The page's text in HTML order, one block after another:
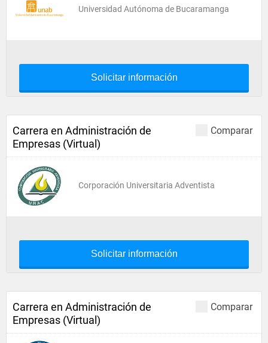
Universidad Autónoma de Bucaramanga
Solicitar información
Comparar
Carrera en Administración de
Empresas (Virtual)
Corporación Universitaria Adventista
Solicitar información
Comparar
Carrera en Administración de
Empresas (Virtual)